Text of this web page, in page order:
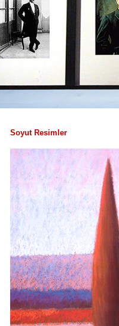
Soyut Resimler